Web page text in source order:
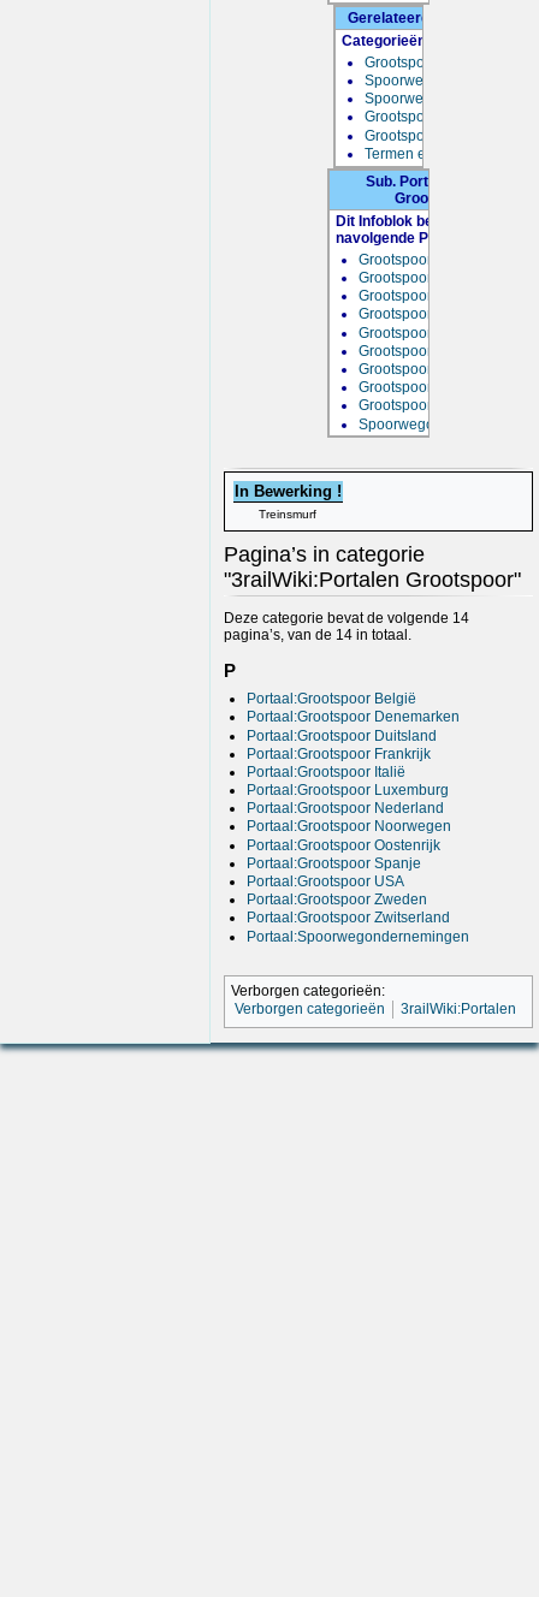
Gerelateerde onderwerpen
Categorieën:
Grootspoor Historie
Spoorwegondernemingen
Spoorwegfabrikanten
Grootspoor Materieel
Grootspoor Musea
Termen en Begrippen
Sub. Portalen onder
Grootspoor
Dit Infoblok bevat de
navolgende Portalen:
Grootspoor België
Grootspoor Duitsland
Grootspoor Frankrijk
Grootspoor Luxemburg
Grootspoor Nederland
Grootspoor Oostenrijk
Grootspoor Spanje
Grootspoor USA
Grootspoor Zwitserland
Spoorwegondernemingen
In Bewerking !
Treinsmurf
Pagina’s in categorie
"3railWiki:Portalen Grootspoor"
Deze categorie bevat de volgende 14
pagina’s, van de 14 in totaal.
P
Portaal:Grootspoor België
Portaal:Grootspoor Denemarken
Portaal:Grootspoor Duitsland
Portaal:Grootspoor Frankrijk
Portaal:Grootspoor Italië
Portaal:Grootspoor Luxemburg
Portaal:Grootspoor Nederland
Portaal:Grootspoor Noorwegen
Portaal:Grootspoor Oostenrijk
Portaal:Grootspoor Spanje
Portaal:Grootspoor USA
Portaal:Grootspoor Zweden
Portaal:Grootspoor Zwitserland
Portaal:Spoorwegondernemingen
Verborgen categorieën:
Verborgen categorieën
3railWiki:Portalen